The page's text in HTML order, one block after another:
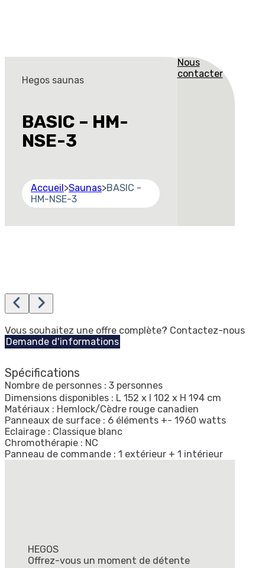
Hegos saunas
BASIC – HM-
NSE-3
Accueil >Saunas>BASIC -
HM-NSE-3
Nous
contacter
Vous souhaitez une offre complète? Contactez-nous
Demande d'informations
Spécifications
Nombre de personnes : 3 personnes
Dimensions disponibles : L 152 x l 102 x H 194 cm
Matériaux : Hemlock/Cèdre rouge canadien
Panneaux de surface : 6 éléments +- 1960 watts
Eclairage : Classique blanc
Chromothérapie : NC
Panneau de commande : 1 extérieur + 1 intérieur
HEGOS
Offrez-vous un moment de détente